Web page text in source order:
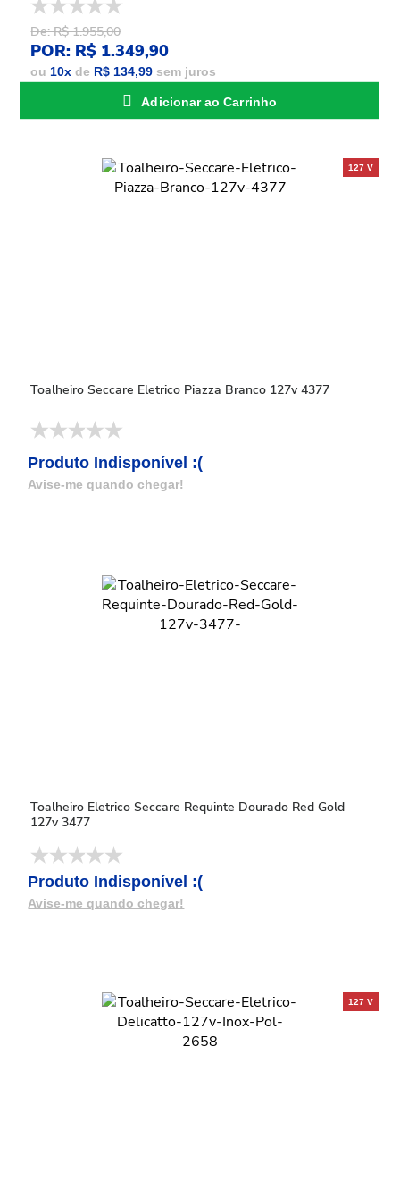
De: R$ 1.955,00
POR: R$ 1.349,90
ou 10x de R$ 134,99 sem juros
Adicionar ao Carrinho
Toalheiro Seccare Eletrico Piazza Branco 127v 4377
Produto Indisponível :(
Avise-me quando chegar!
Toalheiro Eletrico Seccare Requinte Dourado Red Gold
127v 3477
Produto Indisponível :(
Avise-me quando chegar!